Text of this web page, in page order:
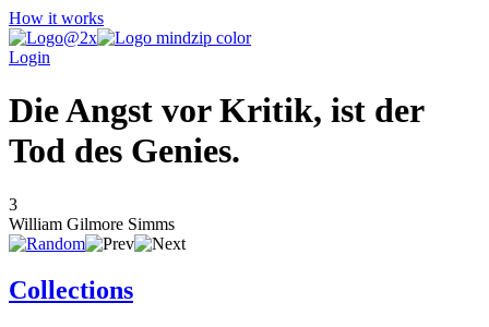
How it works
Login
Die Angst vor Kritik, ist der
Tod des Genies.
3
William Gilmore Simms
Collections